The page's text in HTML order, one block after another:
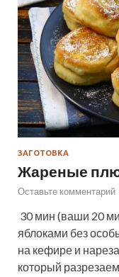
ЗАГОТОВКА
Жареные
Оставьте комментарий
30 мин (ваши 20
яблоками без
на кефире и
который